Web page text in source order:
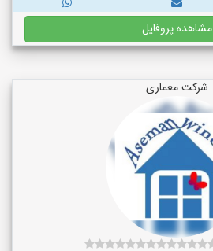
مشاهده پروفایل
شرکت معماری